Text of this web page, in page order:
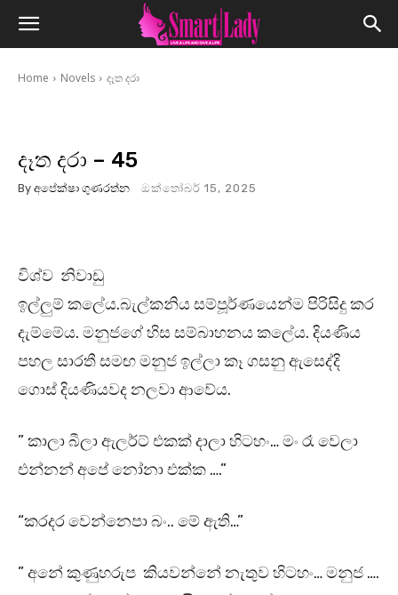
Home Novels දෑත දරා
දෑත දරා – 45
By අපේක්ෂා ගුණරත්න ඔක්තෝබර් 15, 2025
විශ්ව නිවාඩු
ඉල්ලුම් කලේය.බැල්කනිය සම්පූර්ණයෙන්ම පිරිසිදු කර
දැම්මේය. මනුජගේ හිස සම්බාහනය කලේය. දියණිය
පහල සාරතී සමඟ මනුජ ඉල්ලා කෑ ගසනු ඇසෙද්දි
ගොස් දියණියවද නලවා ආවේය.
” කාලා බීලා ඇලර්ට් එකක් දාලා හිටහං… මං රෑ වෙලා
එන්නන් අපේ නෝනා එක්ක ….”
“කරදර වෙන්නෙපා බං.. මේ ඇති…”
” අනේ කුණුහරුප කියවන්නේ නැතුව හිටහං… මනුජ ….